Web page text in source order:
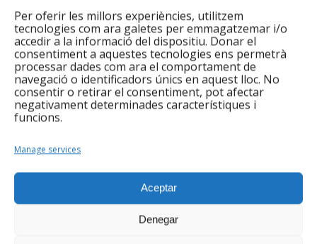
Per oferir les millors experiències, utilitzem
tecnologies com ara galetes per emmagatzemar i/o
accedir a la informació del dispositiu. Donar el
consentiment a aquestes tecnologies ens permetrà
processar dades com ara el comportament de
navegació o identificadors únics en aquest lloc. No
consentir o retirar el consentiment, pot afectar
negativament determinades característiques i
funcions.
Manage services
Aceptar
Denegar
Finalment, el Punt Òmnia va donar suport a 10
persones en la confecció del seu currículum i va
realitzar 5 tràmits digitals, reforçant
l’alfabetització digital com a eina clau per a la cerca
de feina.
Compartir aquesta entrada